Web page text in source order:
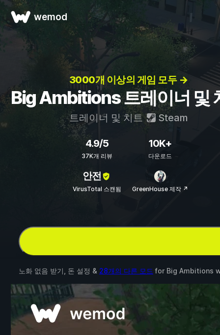
wemod
3000개 이상의 게임 모두 →
Big Ambitions 트레이너 및
트레이너 및 치트 Steam
4.9/5
37K개 리뷰
10K+
다운로드
안전
VirusTotal 스캔됨 GreenHouse 제작 ↗
노화 없음 받기, 돈 설정 & 28개의 다른 모드 for Big Ambitions